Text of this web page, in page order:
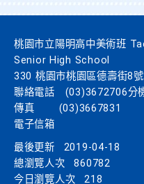
桃園市立陽明高中美術班
Senior High School
330 桃園市桃園區德壽街8號
聯絡電話
(03)3672706分
傳真
(03)3667831
電子信箱
最後更新
2019-04-18
總瀏覽人次
860782
今日瀏覽人次
218